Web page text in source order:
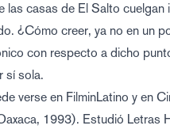
las casas de El Salto
¿Cómo creer, ya no en un
con respecto a dicho
sí sola.
verse en FilminLatino y en
1993). Estudió Letras